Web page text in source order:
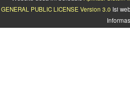
GENERAL PUBLIC LICENSE Version 3.0 Isi